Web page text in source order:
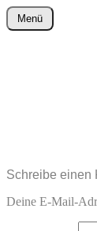
wurster-
Menü
Zum
Inhalt
Schreibe einen
Deine E-Mail-